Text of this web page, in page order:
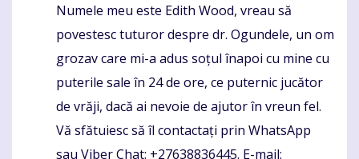
Komentaras
Numele meu este Edith Wood, vreau să
povestesc tuturor despre dr. Ogundele, un om
grozav care mi-a adus soțul înapoi cu mine cu
puterile sale în 24 de ore, ce puternic jucător
de vrăji, dacă ai nevoie de ajutor în vreun fel.
Vă sfătuiesc să îl contactați prin WhatsApp
sau Viber Chat: +27638836445. E-mail: